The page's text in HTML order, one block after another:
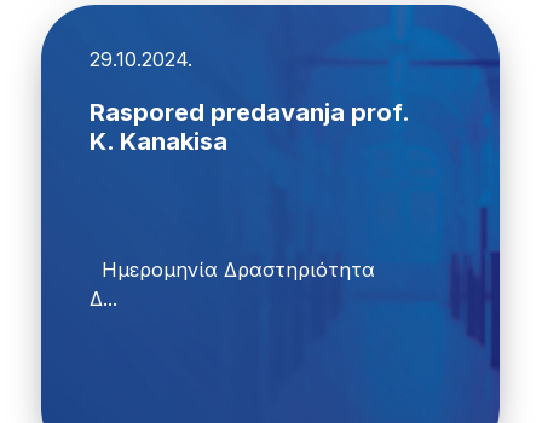
29.10.2024.
Raspored predavanja prof.
K. Kanakisa
Ημερομηνία Δραστηριότητα
Δ...